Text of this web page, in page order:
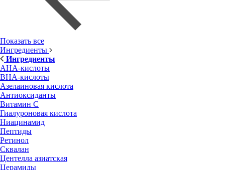
Показать все
Ингредиенты
Ингредиенты
AHA-кислоты
BHA-кислоты
Азелаиновая кислота
Антиоксиданты
Витамин С
Гиалуроновая кислота
Ниацинамид
Пептиды
Ретинол
Сквалан
Центелла азиатская
Церамиды